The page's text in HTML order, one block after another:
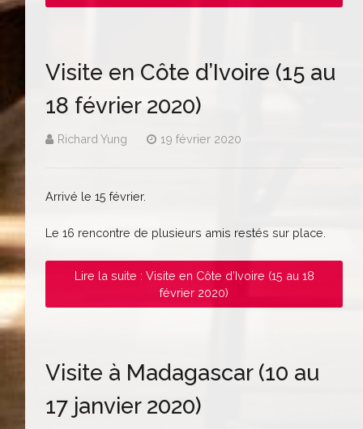
Visite en Côte d’Ivoire (15 au
18 février 2020)
Richard Yung 19 février 2020
Arrivé le 15 février.
Le 16 rencontre de plusieurs amis restés sur place.
Lire la suite : Visite en Côte d’Ivoire (15 au 18
février 2020)
Visite à Madagascar (10 au
17 janvier 2020)